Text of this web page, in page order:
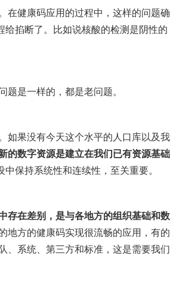
健康码应用的过程中，这样的问题
掐断了。比如说核酸的检测是阴性
是一样的，都是老问题。
果没有今天这个水平的人口库以及
的数字资源是建立在我们已有资源基
保持系统性和连续性，至关重要。
存在差别，是与各地方的组织基础和数
方的健康码实现很流畅的应用，有
系统、第三方和标准，这是需要我们